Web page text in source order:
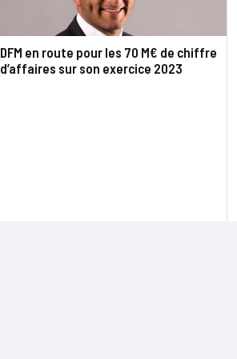
DFM en route pour les 70 M€ de chiffre
d’affaires sur son exercice 2023